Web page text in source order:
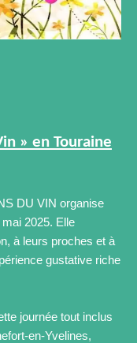
» en Touraine
DU VIN organise
2025. Elle
à leurs proches et à
gustative riche
journée tout inclus
en-Yvelines,